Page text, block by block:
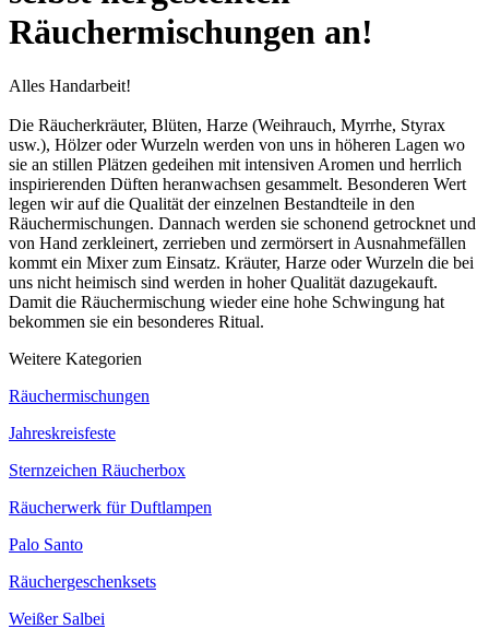
Räuchermischungen an!
Alles Handarbeit!
Die Räucherkräuter, Blüten, Harze (Weihrauch, Myrrhe, Styrax
usw.), Hölzer oder Wurzeln werden von uns in höheren Lagen wo
sie an stillen Plätzen gedeihen mit intensiven Aromen und herrlich
inspirierenden Düften heranwachsen gesammelt. Besonderen Wert
legen wir auf die Qualität der einzelnen Bestandteile in den
Räuchermischungen. Dannach werden sie schonend getrocknet und
von Hand zerkleinert, zerrieben und zermörsert in Ausnahmefällen
kommt ein Mixer zum Einsatz. Kräuter, Harze oder Wurzeln die bei
uns nicht heimisch sind werden in hoher Qualität dazugekauft.
Damit die Räuchermischung wieder eine hohe Schwingung hat
bekommen sie ein besonderes Ritual.
Weitere Kategorien
Räuchermischungen
Jahreskreisfeste
Sternzeichen Räucherbox
Räucherwerk für Duftlampen
Palo Santo
Räuchergeschenksets
Weißer Salbei